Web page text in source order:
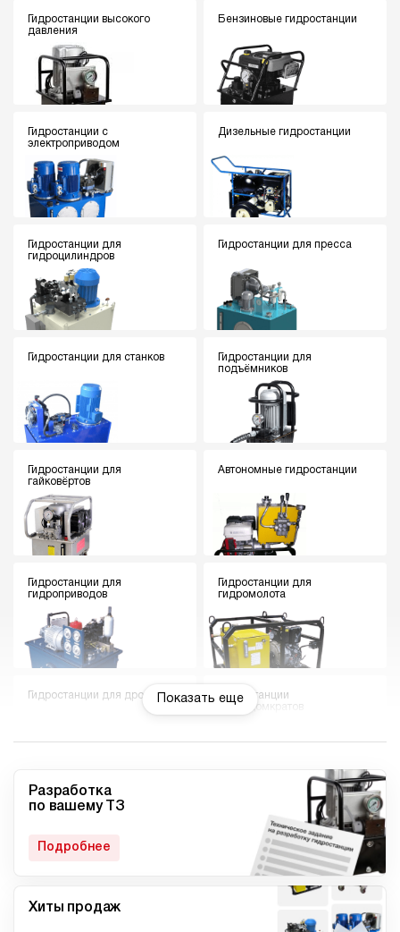
Гидростанции высокого
давления
Бензиновые гидростанции
Гидростанции с
электроприводом
Дизельные гидростанции
Гидростанции для
гидроцилиндров
Гидростанции для пресса
Гидростанции для станков
Гидростанции для
подъёмников
Гидростанции для
гайковёртов
Автономные гидростанции
Гидростанции для
гидроприводов
Гидростанции для
гидромолота
Гидростанции для дровокола
Гидростанции
гидродомкратов
Гидростанции для токарного
Мини гидростанции
Компактные гидростанции
Показать еще
Разработка
по вашему ТЗ
Подробнее
Хиты продаж